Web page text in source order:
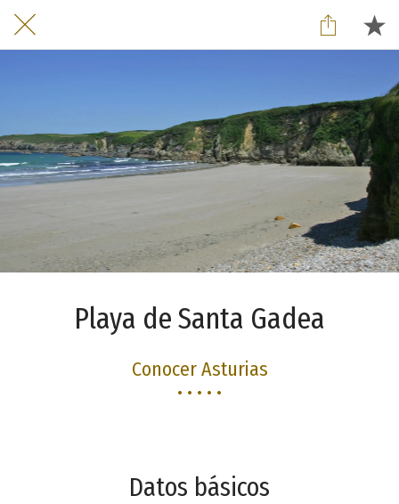
Playa de Santa Gadea
Conocer Asturias
• • • • •
Datos básicos